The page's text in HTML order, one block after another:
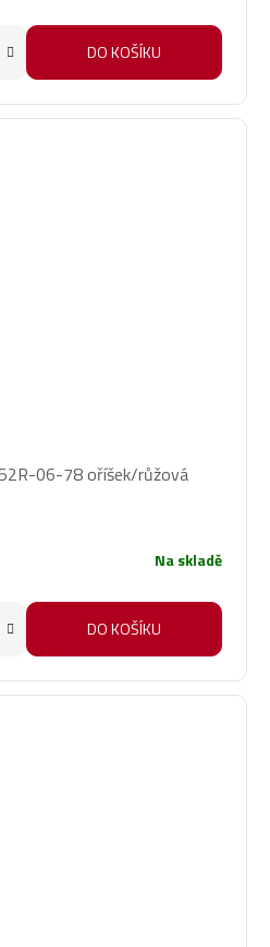
DO KOŠÍKU
06-78 oříšek/růžová
Na skladě
DO KOŠÍKU